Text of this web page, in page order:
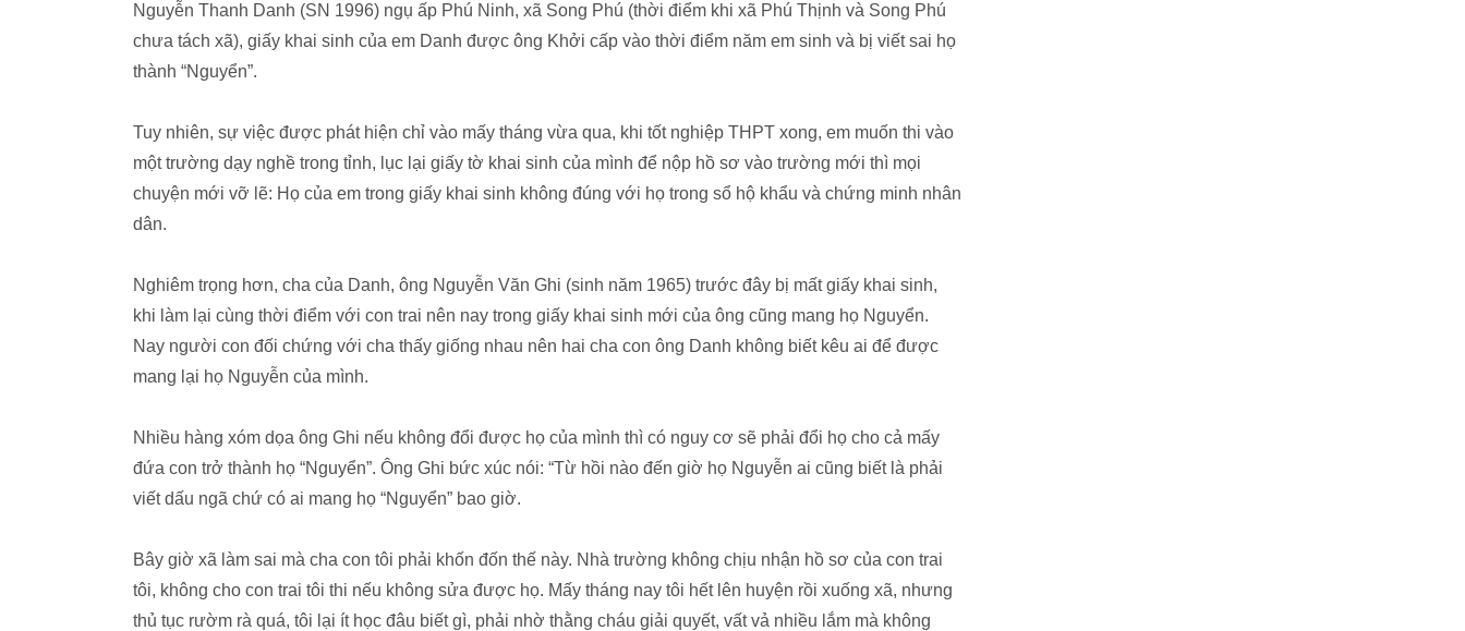
Nguyễn Thanh Danh (SN 1996) ngụ ấp Phú Ninh, xã Song Phú (thời điểm khi xã Phú Thịnh và Song Phú
chưa tách xã), giấy khai sinh của em Danh được ông Khởi cấp vào thời điểm năm em sinh và bị viết sai họ
thành “Nguyển”.
Tuy nhiên, sự việc được phát hiện chỉ vào mấy tháng vừa qua, khi tốt nghiệp THPT xong, em muốn thi vào
một trường dạy nghề trong tỉnh, lục lại giấy tờ khai sinh của mình để nộp hồ sơ vào trường mới thì mọi
chuyện mới vỡ lẽ: Họ của em trong giấy khai sinh không đúng với họ trong sổ hộ khẩu và chứng minh nhân
dân.
Nghiêm trọng hơn, cha của Danh, ông Nguyễn Văn Ghi (sinh năm 1965) trước đây bị mất giấy khai sinh,
khi làm lại cùng thời điểm với con trai nên nay trong giấy khai sinh mới của ông cũng mang họ Nguyển.
Nay người con đối chứng với cha thấy giống nhau nên hai cha con ông Danh không biết kêu ai để được
mang lại họ Nguyễn của mình.
Nhiều hàng xóm dọa ông Ghi nếu không đổi được họ của mình thì có nguy cơ sẽ phải đổi họ cho cả mấy
đứa con trở thành họ “Nguyển”. Ông Ghi bức xúc nói: “Từ hồi nào đến giờ họ Nguyễn ai cũng biết là phải
viết dấu ngã chứ có ai mang họ “Nguyển” bao giờ.
Bây giờ xã làm sai mà cha con tôi phải khốn đốn thế này. Nhà trường không chịu nhận hồ sơ của con trai
tôi, không cho con trai tôi thi nếu không sửa được họ. Mấy tháng nay tôi hết lên huyện rồi xuống xã, nhưng
thủ tục rườm rà quá, tôi lại ít học đâu biết gì, phải nhờ thằng cháu giải quyết, vất vả nhiều lắm mà không